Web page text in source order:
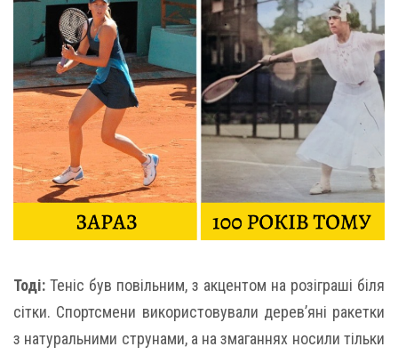
Тоді: Теніс був повільним, з акцентом на розіграші біля
сітки. Спортсмени використовували дерев’яні ракетки
з натуральними струнами, а на змаганнях носили тільки